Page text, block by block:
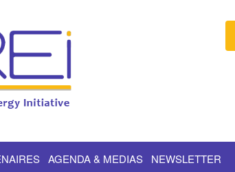
AGENDA & MEDIAS NEWSLETTER